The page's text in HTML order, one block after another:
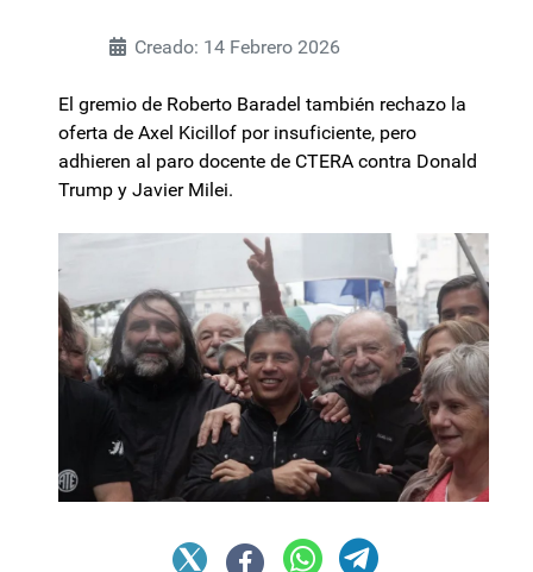
Creado: 14 Febrero 2026
El gremio de Roberto Baradel también rechazo la
oferta de Axel Kicillof por insuficiente, pero
adhieren al paro docente de CTERA contra Donald
Trump y Javier Milei.